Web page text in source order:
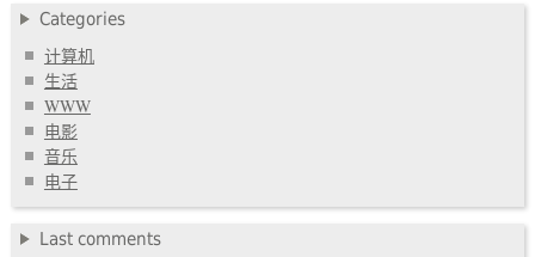
Categories
计算机
生活
WWW
电影
音乐
电子
Last comments